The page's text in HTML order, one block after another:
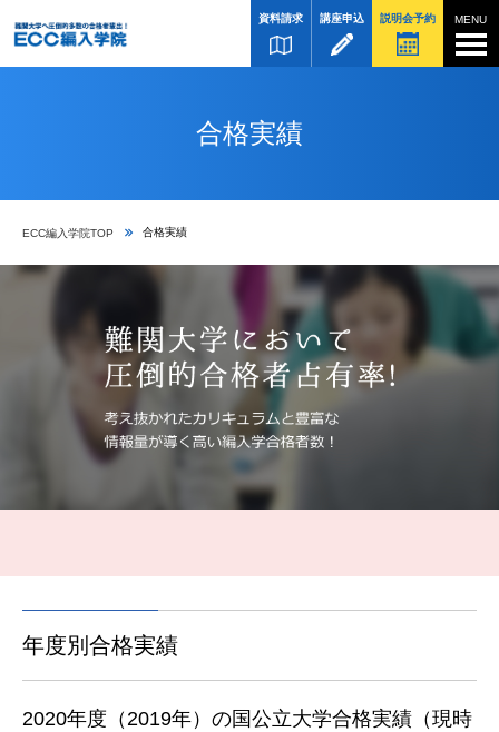
資料請求 講座申込 説明会予約
合格実績
ECC編入学院TOP 合格実績
年度別合格実績
2020年度（2019年）の国公立大学合格実績（現時